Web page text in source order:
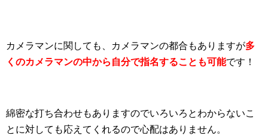
カメラマンに関しても、カメラマンの都合もありますが多
くのカメラマンの中から自分で指名することも可能です！
綿密な打ち合わせもありますのでいろいろとわからないこ
とに対しても応えてくれるので心配はありません。